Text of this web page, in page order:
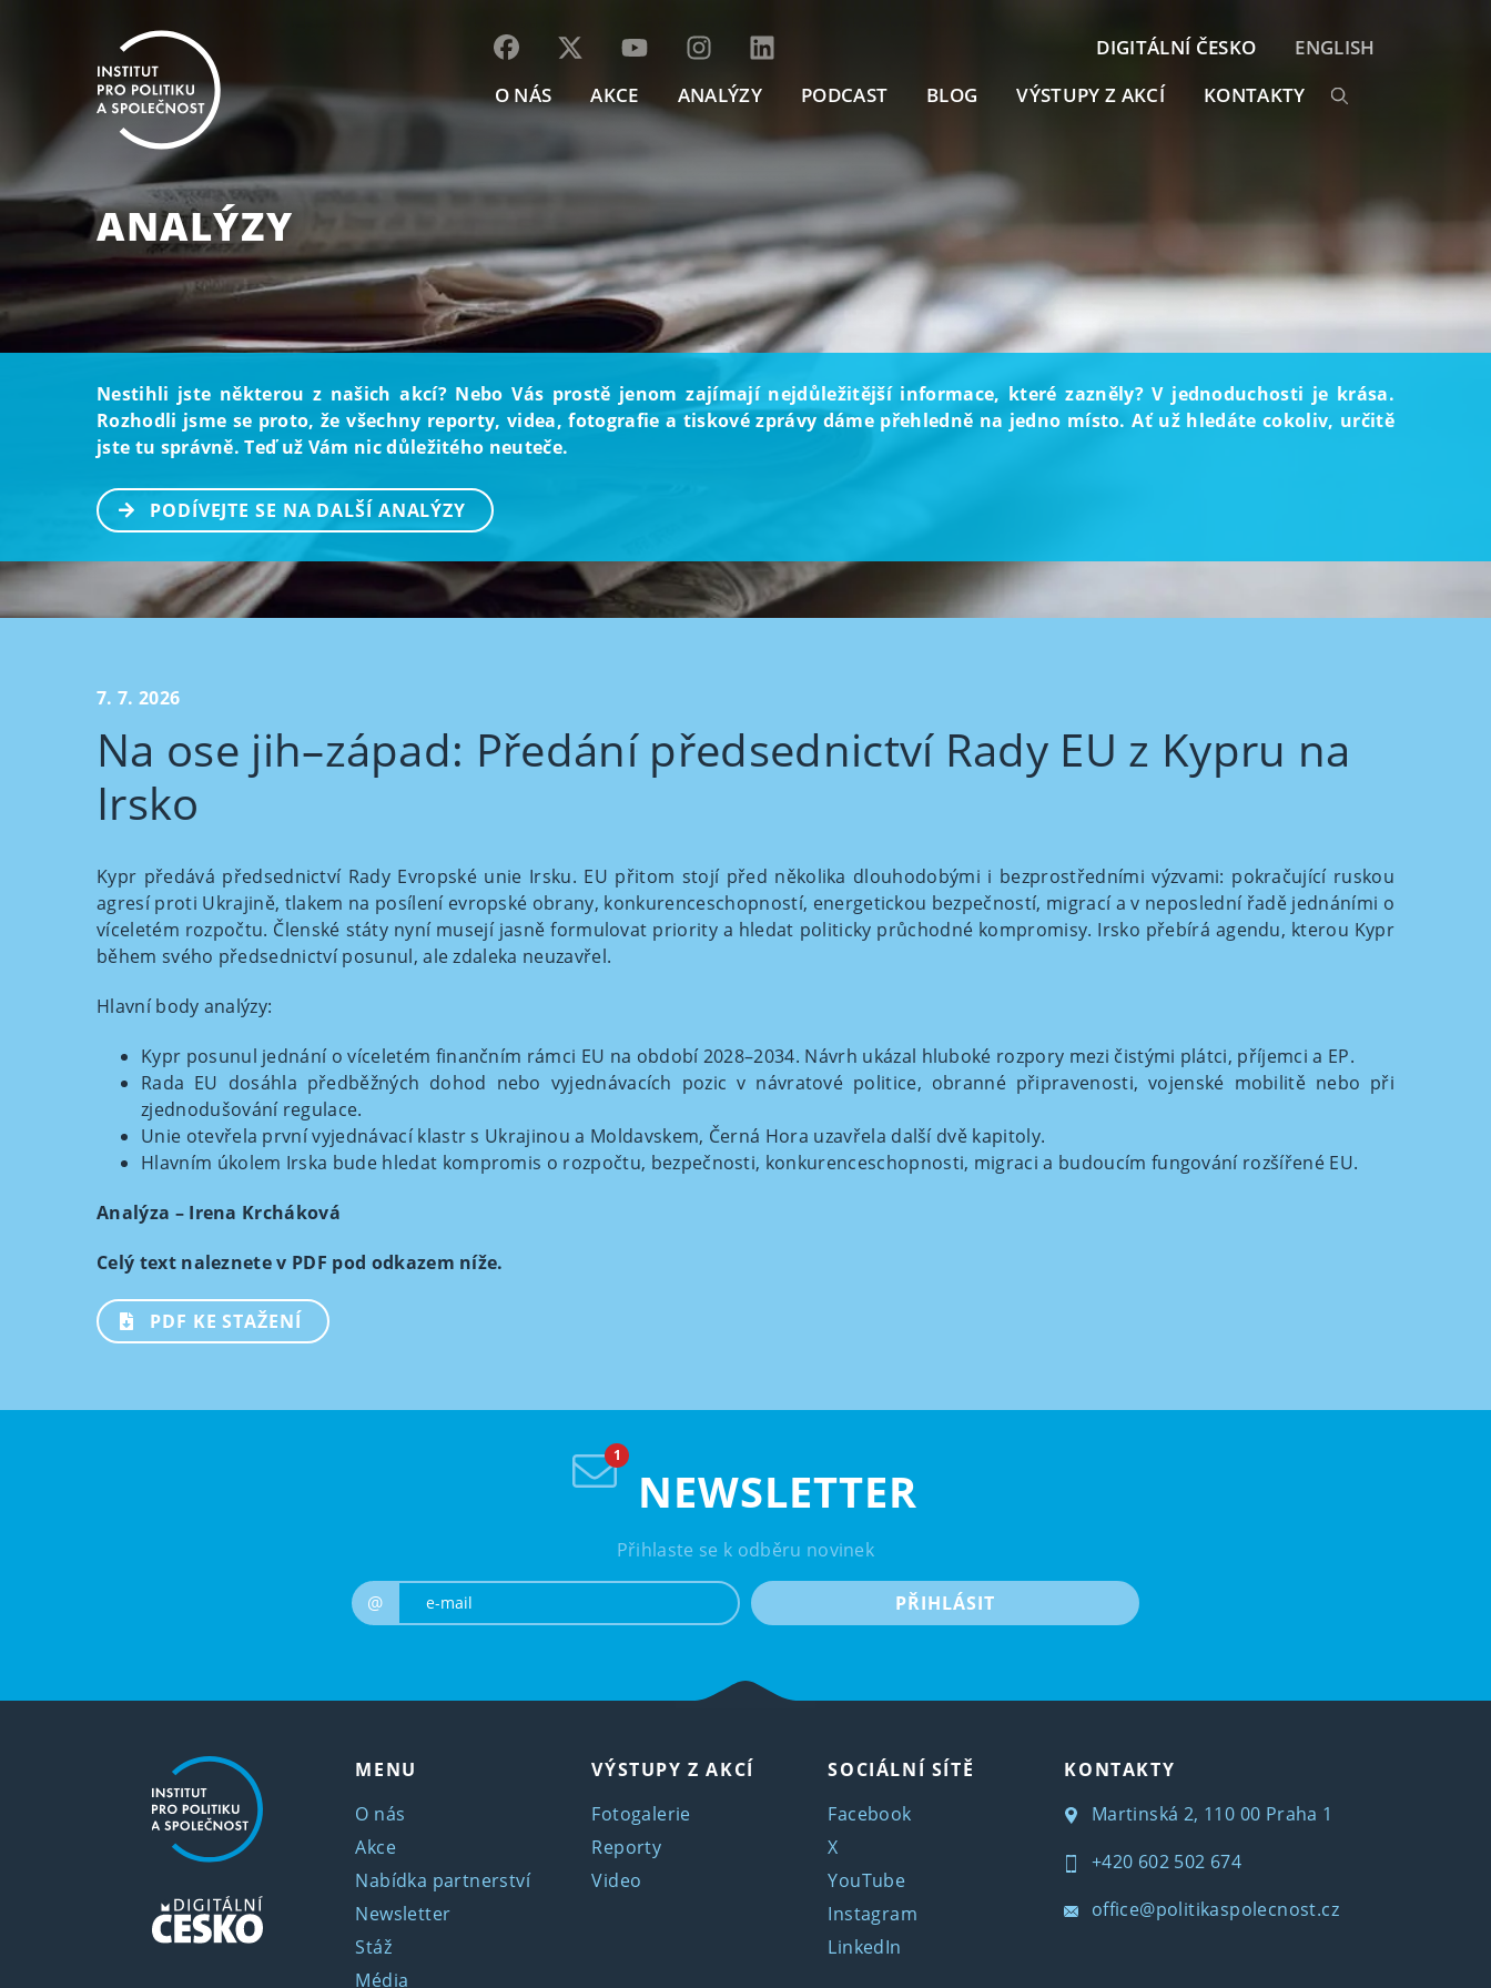
O NÁS AKCE ANALÝZY PODCAST BLOG VÝSTUPY Z AKCÍ KONTAKTY
DIGITÁLNÍ ČESKO ENGLISH
ANALÝZY
Nestihli jste některou z našich akcí? Nebo Vás prostě jenom zajímají nejdůležitější informace, které zazněly? V jednoduchosti je krása.
Rozhodli jsme se proto, že všechny reporty, videa, fotografie a tiskové zprávy dáme přehledně na jedno místo. Ať už hledáte cokoliv, určitě
jste tu správně. Teď už Vám nic důležitého neuteče.
PODÍVEJTE SE NA DALŠÍ ANALÝZY
7. 7. 2026
Na ose jih–západ: Předání předsednictví Rady EU z Kypru na
Irsko
Kypr předává předsednictví Rady Evropské unie Irsku. EU přitom stojí před několika dlouhodobými i bezprostředními výzvami: pokračující ruskou
agresí proti Ukrajině, tlakem na posílení evropské obrany, konkurenceschopností, energetickou bezpečností, migrací a v neposlední řadě jednáními o
víceletém rozpočtu. Členské státy nyní musejí jasně formulovat priority a hledat politicky průchodné kompromisy. Irsko přebírá agendu, kterou Kypr
během svého předsednictví posunul, ale zdaleka neuzavřel.
Hlavní body analýzy:
Kypr posunul jednání o víceletém finančním rámci EU na období 2028–2034. Návrh ukázal hluboké rozpory mezi čistými plátci, příjemci a EP.
Rada EU dosáhla předběžných dohod nebo vyjednávacích pozic v návratové politice, obranné připravenosti, vojenské mobilitě nebo při
zjednodušování regulace.
Unie otevřela první vyjednávací klastr s Ukrajinou a Moldavskem, Černá Hora uzavřela další dvě kapitoly.
Hlavním úkolem Irska bude hledat kompromis o rozpočtu, bezpečnosti, konkurenceschopnosti, migraci a budoucím fungování rozšířené EU.
Analýza – Irena Krcháková
Celý text naleznete v PDF pod odkazem níže.
PDF KE STAŽENÍ
NEWSLETTER
Přihlaste se k odběru novinek
@ PŘIHLÁSIT
MENU
O nás
Akce
Nabídka partnerství
Newsletter
Stáž
Média
VÝSTUPY Z AKCÍ
Fotogalerie
Reporty
Video
SOCIÁLNÍ SÍTĚ
Facebook
X
YouTube
Instagram
LinkedIn
KONTAKTY
Martinská 2, 110 00 Praha 1
+420 602 502 674
office@politikaspolecnost.cz